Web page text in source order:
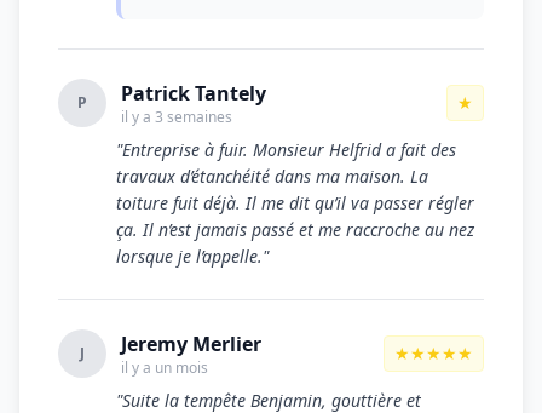
P Patrick Tantely
il y a 3 semaines
★
"Entreprise à fuir. Monsieur Helfrid a fait des
travaux d’étanchéité dans ma maison. La
toiture fuit déjà. Il me dit qu’il va passer régler
ça. Il n’est jamais passé et me raccroche au nez
lorsque je l’appelle."
J Jeremy Merlier
il y a un mois
★★★★★
"Suite la tempête Benjamin, gouttière et